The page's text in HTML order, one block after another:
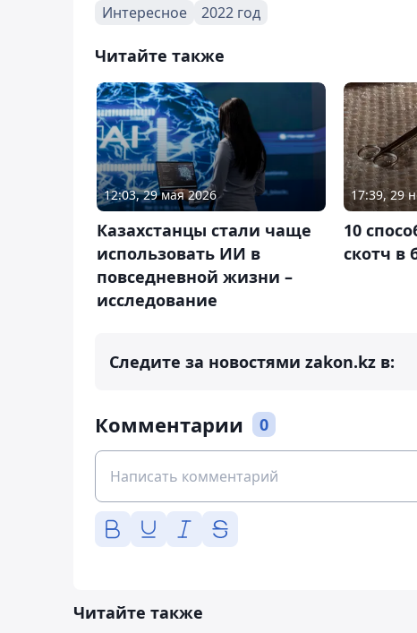
Интересное 2022 год
Читайте также
12:03, 29 мая 2026
Казахстанцы стали чаще
использовать ИИ в
повседневной жизни –
исследование
17:39, 29
10
скотч в
Следите за новостями zakon.kz в:
Комментарии 0
Читайте также